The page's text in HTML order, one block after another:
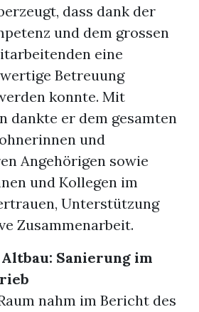
dass dank der
und dem grossen
eine
Betreuung
konnte. Mit
dankte er dem gesamten
und
Angehörigen sowie
und Kollegen im
Unterstützung
Zusammenarbeit.
Sanierung im
nahm im Bericht des